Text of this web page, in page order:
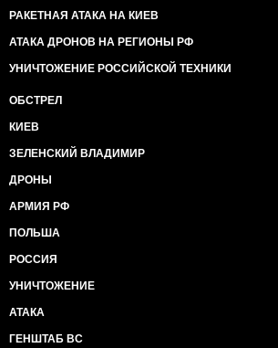
РАКЕТНАЯ АТАКА НА КИЕВ
АТАКА ДРОНОВ НА РЕГИОНЫ РФ
УНИЧТОЖЕНИЕ РОССИЙСКОЙ ТЕХНИКИ
ОБСТРЕЛ
КИЕВ
ЗЕЛЕНСКИЙ ВЛАДИМИР
ДРОНЫ
АРМИЯ РФ
ПОЛЬША
РОССИЯ
УНИЧТОЖЕНИЕ
АТАКА
ГЕНШТАБ ВС